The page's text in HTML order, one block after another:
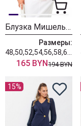
Блузка Мишель Шик 802 красный
Размеры:
165 BYN194 BYN
15%